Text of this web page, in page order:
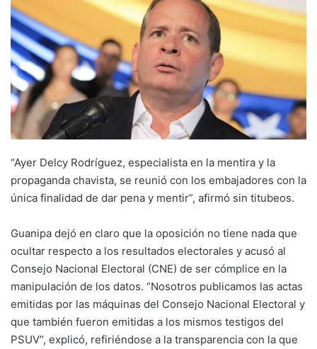
“Ayer Delcy Rodríguez, especialista en la mentira y la
propaganda chavista, se reunió con los embajadores con la
única finalidad de dar pena y mentir”, afirmó sin titubeos.
Guanipa dejó en claro que la oposición no tiene nada que
ocultar respecto a los resultados electorales y acusó al
Consejo Nacional Electoral (CNE) de ser cómplice en la
manipulación de los datos. “Nosotros publicamos las actas
emitidas por las máquinas del Consejo Nacional Electoral y
que también fueron emitidas a los mismos testigos del
PSUV”, explicó, refiriéndose a la transparencia con la que